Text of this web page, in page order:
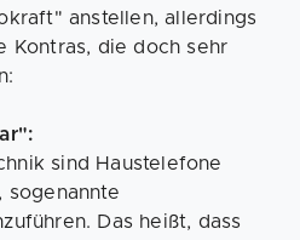
anstellen, allerdings
Kontras, die doch sehr
sind Haustelefone
sogenannte
Das heißt, dass